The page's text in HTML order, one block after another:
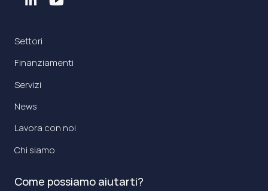
Settori
Finanziamenti
Servizi
News
Lavora con noi
Chi siamo
Come possiamo aiutarti?